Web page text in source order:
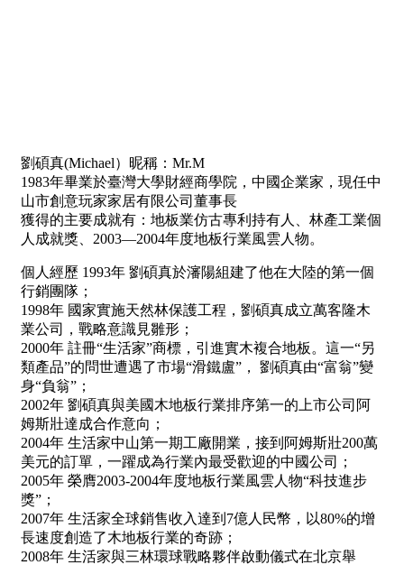
劉碩真(Michael）昵稱：Mr.M
1983年畢業於臺灣大學財經商學院，中國企業家，現任中
山市創意玩家家居有限公司董事長
獲得的主要成就有：地板業仿古專利持有人、林產工業個
人成就獎、2003—2004年度地板行業風雲人物。
個人經歷 1993年 劉碩真於瀋陽組建了他在大陸的第一個
行銷團隊；
1998年 國家實施天然林保護工程，劉碩真成立萬客隆木
業公司，戰略意識見雛形；
2000年 註冊“生活家”商標，引進實木複合地板。這一“另
類產品”的問世遭遇了市場“滑鐵盧”， 劉碩真由“富翁”變
身“負翁”；
2002年 劉碩真與美國木地板行業排序第一的上市公司阿
姆斯壯達成合作意向；
2004年 生活家中山第一期工廠開業，接到阿姆斯壯200萬
美元的訂單，一躍成為行業內最受歡迎的中國公司；
2005年 榮膺2003-2004年度地板行業風雲人物“科技進步
獎”；
2007年 生活家全球銷售收入達到7億人民幣，以80%的增
長速度創造了木地板行業的奇跡；
2008年 生活家與三林環球戰略夥伴啟動儀式在北京舉